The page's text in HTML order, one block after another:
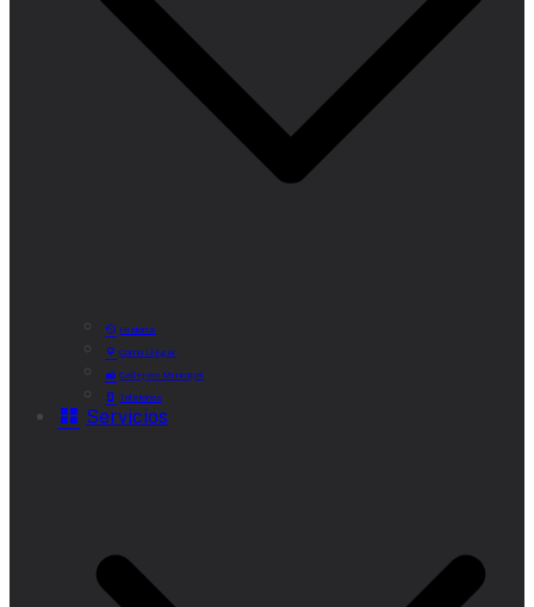
Historia
Cómo Llegar
Callejero Municipal
Teléfonos
Servicios